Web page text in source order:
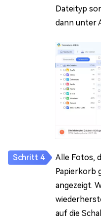
Dateityp
dann unter
Alle Fotos,
Papierkorb
angezeigt.
auf die